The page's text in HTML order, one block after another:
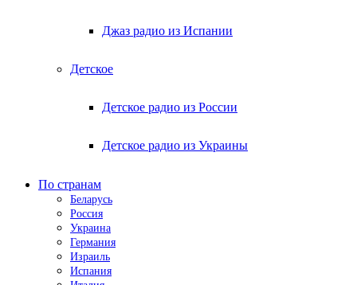
Джаз радио из Испании
Детское
Детское радио из России
Детское радио из Украины
По странам
Беларусь
Россия
Украина
Германия
Израиль
Испания